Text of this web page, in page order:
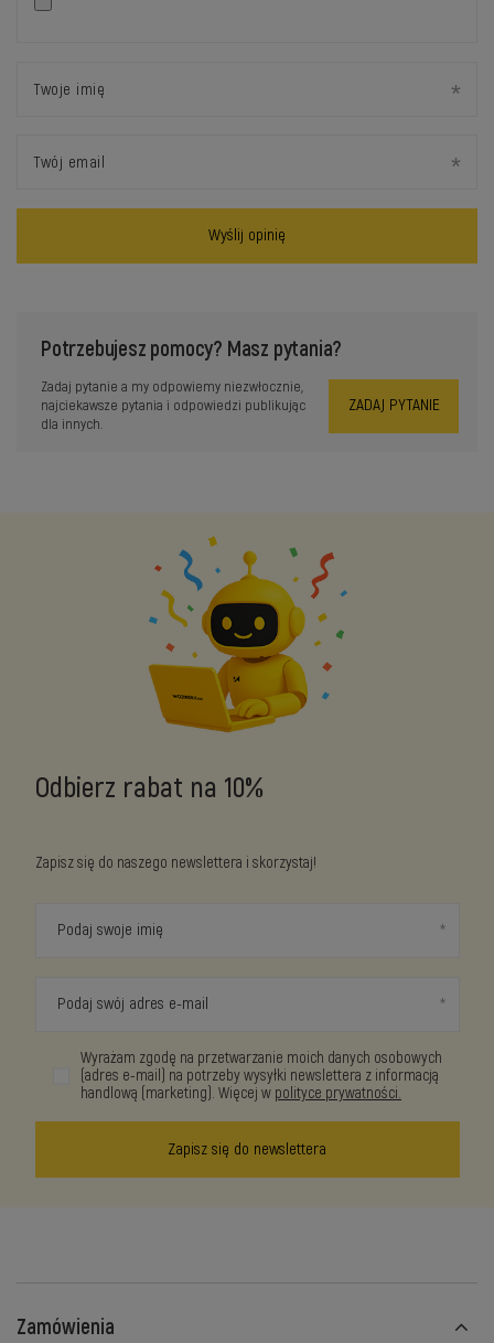
Twoje imię
Twój email
Wyślij opinię
Potrzebujesz pomocy? Masz pytania?
Zadaj pytanie a my odpowiemy niezwłocznie,
najciekawsze pytania i odpowiedzi publikując
dla innych.
ZADAJ PYTANIE
Odbierz rabat na 10%
Zapisz się do naszego newslettera i skorzystaj!
Podaj swoje imię
Podaj swój adres e-mail
Wyrażam zgodę na przetwarzanie moich danych osobowych
(adres e-mail) na potrzeby wysyłki newslettera z informacją
handlową (marketing). Więcej w polityce prywatności.
Zapisz się do newslettera
Zamówienia